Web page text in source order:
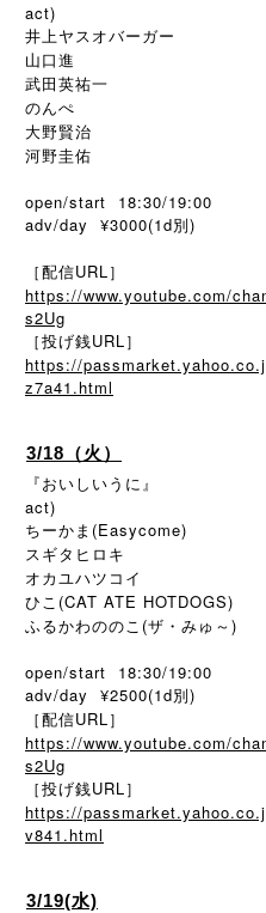
act)
井上ヤスオバーガー
山口進
武田英祐一
のんぺ
大野賢治
河野圭佑
open/start 18:30/19:00
adv/day ¥3000(1d別)
［配信URL］
https://www.youtube.com/
s2Ug
［投げ銭URL］
https://
z7a41.html
3/18（火）
『おいしいうに』
act)
ちーかま(Easycome)
スギタヒロキ
オカユハツコイ
ひこ(CAT ATE HOTDOGS)
ふるかわののこ(ザ・みゅ～)
open/start 18:30/19:00
adv/day ¥2500(1d別)
［配信URL］
https://www.youtube.com/
s2Ug
［投げ銭URL］
https://
v841.html
3/19(水)